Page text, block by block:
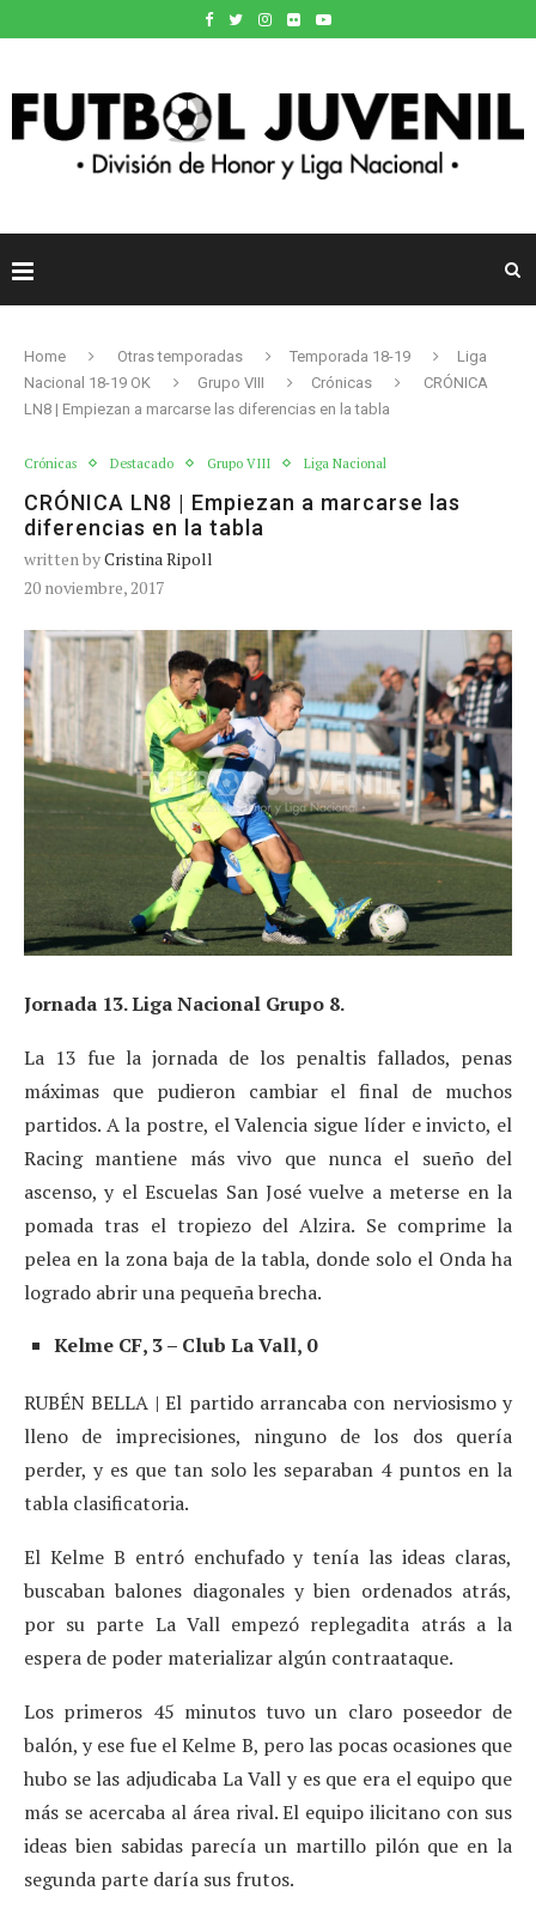
Home Otras temporadas Temporada 18-19
Liga
Nacional 18-19 OK
Grupo VIII Crónicas
CRÓNICA
LN8 | Empiezan a marcarse las diferencias en la tabla
Crónicas Destacado Grupo VIII Liga Nacional
CRÓNICA LN8 | Empiezan a marcarse las
diferencias en la tabla
written byCristina Ripoll
20 noviembre, 2017
Jornada 13. Liga Nacional Grupo 8.
La 13 fue la jornada de los penaltis fallados, penas
máximas que pudieron cambiar el final de muchos
partidos. A la postre, el Valencia sigue líder e invicto, el
Racing mantiene más vivo que nunca el sueño del
ascenso, y el Escuelas San José vuelve a meterse en la
pomada tras el tropiezo del Alzira. Se comprime la
pelea en la zona baja de la tabla, donde solo el Onda ha
logrado abrir una pequeña brecha.
Kelme CF, 3 – Club La Vall, 0
RUBÉN BELLA | El partido arrancaba con nerviosismo y
lleno de imprecisiones, ninguno de los dos quería
perder, y es que tan solo les separaban 4 puntos en la
tabla clasificatoria.
El Kelme B entró enchufado y tenía las ideas claras,
buscaban balones diagonales y bien ordenados atrás,
por su parte La Vall empezó replegadita atrás a la
espera de poder materializar algún contraataque.
Los primeros 45 minutos tuvo un claro poseedor de
balón, y ese fue el Kelme B, pero las pocas ocasiones que
hubo se las adjudicaba La Vall y es que era el equipo que
más se acercaba al área rival. El equipo ilicitano con sus
ideas bien sabidas parecía un martillo pilón que en la
segunda parte daría sus frutos.